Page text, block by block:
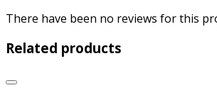
There have been no reviews for this
Related products